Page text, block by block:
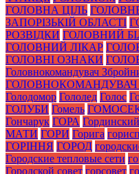
ГОЛОВНА ЦІЛЬ
ЗАПОРІЗЬКІЙ ОБЛАСТІ
РОЗВІДКИ ГОЛОВНИЙ
ГОЛОВНИЙ ЛІКАР
ГОЛОВНІ ОЗНАКИ
Головнокомандувач
ГОЛОВНОКОМАНДУВАЧ
Голодомор Гололед Голос
ГОЛУБИ Гомель
Гончарук ГОРА Гординский
МАТИ ГОРИ Горига
ГОРІННЯ ГОРОД
Городские тепловые сети
Городской совет горсовет